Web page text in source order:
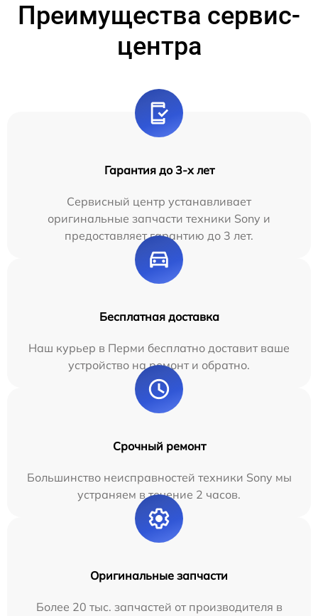
Преимущества сервис-
центра
Гарантия до 3-х лет
Сервисный центр устанавливает
оригинальные запчасти техники Sony и
предоставляет гарантию до 3 лет.
Бесплатная доставка
Наш курьер в Перми бесплатно доставит ваше
устройство на ремонт и обратно.
Срочный ремонт
Большинство неисправностей техники Sony мы
устраняем в течение 2 часов.
Оригинальные запчасти
Более 20 тыс. запчастей от производителя в